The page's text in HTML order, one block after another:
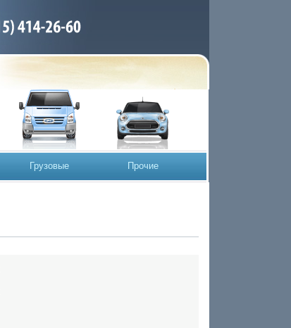
Грузовые Прочие